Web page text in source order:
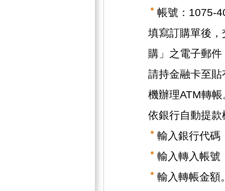
帳號：1075-
填寫訂購單後
購」之電子郵
請持金融卡至
機辦理ATM轉帳
依銀行自動提
輸入銀行代碼
輸入轉入帳號
輸入轉帳金額